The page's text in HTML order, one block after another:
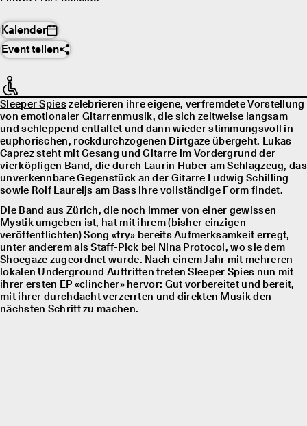
Kalender
Event teilen
Sleeper Spieszelebrieren ihre eigene, verfremdete Vorstellung
von emotionaler Gitarrenmusik, die sich zeitweise langsam
und schleppend entfaltet und dann wieder stimmungsvoll in
euphorischen, rockdurchzogenen Dirtgaze übergeht. Lukas
Caprez steht mit Gesang und Gitarre im Vordergrund der
vierköpfigen Band, die durch Laurin Huber am Schlagzeug, das
unverkennbare Gegenstück an der Gitarre Ludwig Schilling
sowie Rolf Laureĳs am Bass ihre vollständige Form findet.
Die Band aus Zürich, die noch immer von einer gewissen
Mystik umgeben ist, hat mit ihrem (bisher einzigen
veröffentlichten) Song «try» bereits Aufmerksamkeit erregt,
unter anderem als Staff-Pick bei Nina Protocol, wo sie dem
Shoegaze zugeordnet wurde. Nach einem Jahr mit mehreren
lokalen Underground Auftritten treten Sleeper Spies nun mit
ihrer ersten EP «clincher» hervor: Gut vorbereitet und bereit,
mit ihrer durchdacht verzerrten und direkten Musik den
nächsten Schritt zu machen.